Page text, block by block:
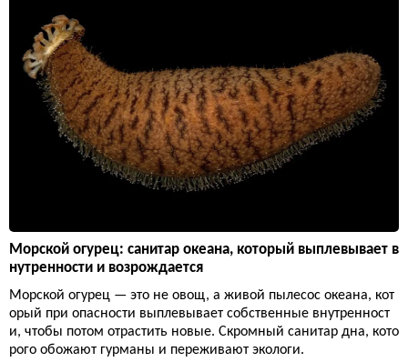
Морской огурец: санитар океана, который выплевывает в
нутренности и возрождается
Морской огурец — это не овощ, а живой пылесос океана, кот
орый при опасности выплевывает собственные внутренност
и, чтобы потом отрастить новые. Скромный санитар дна, кото
рого обожают гурманы и переживают экологи.